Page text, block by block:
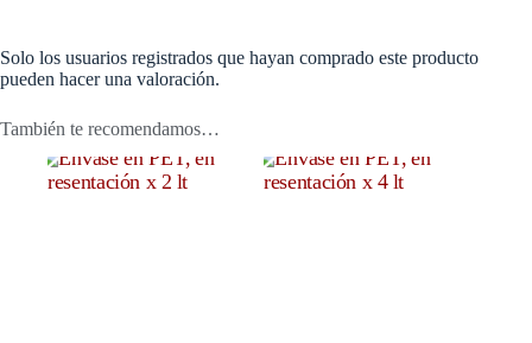
Solo los usuarios registrados que hayan comprado este producto
pueden hacer una valoración.
También te recomendamos…